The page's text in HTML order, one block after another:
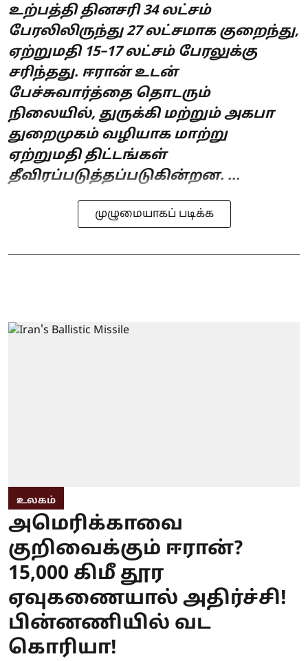
உற்பத்தி தினசரி 34 லட்சம்
பேரலிலிருந்து 27 லட்சமாக குறைந்து,
ஏற்றுமதி 15–17 லட்சம் பேரலுக்கு
சரிந்தது. ஈரான் உடன்
பேச்சுவார்த்தை தொடரும்
நிலையில், துருக்கி மற்றும் அகபா
துறைமுகம் வழியாக மாற்று
ஏற்றுமதி திட்டங்கள்
தீவிரப்படுத்தப்படுகின்றன. ...
முழுமையாகப் படிக்க
உலகம்
அமெரிக்காவை
குறிவைக்கும் ஈரான்?
15,000 கிமீ தூர
ஏவுகணையால் அதிர்ச்சி!
பின்னணியில் வட
கொரியா!